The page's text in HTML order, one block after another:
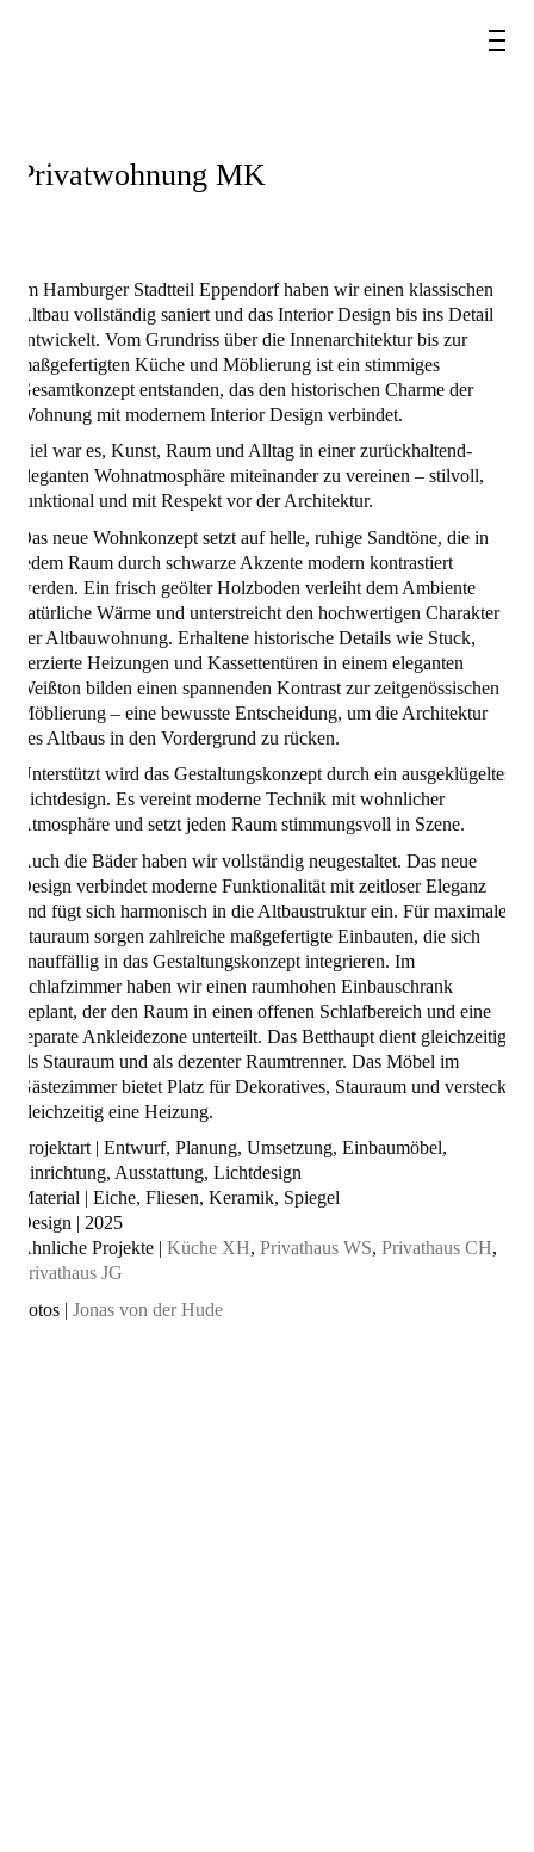
Privatwohnung MK
Im Hamburger Stadtteil Eppendorf haben wir einen klassischen
Altbau vollständig saniert und das Interior Design bis ins Detail
entwickelt. Vom Grundriss über die Innenarchitektur bis zur
maßgefertigten Küche und Möblierung ist ein stimmiges
Gesamtkonzept entstanden, das den historischen Charme der
Wohnung mit modernem Interior Design verbindet.
Ziel war es, Kunst, Raum und Alltag in einer zurückhaltend-
eleganten Wohnatmosphäre miteinander zu vereinen – stilvoll,
funktional und mit Respekt vor der Architektur.
Das neue Wohnkonzept setzt auf helle, ruhige Sandtöne, die in
jedem Raum durch schwarze Akzente modern kontrastiert
werden. Ein frisch geölter Holzboden verleiht dem Ambiente
natürliche Wärme und unterstreicht den hochwertigen Charakter
der Altbauwohnung. Erhaltene historische Details wie Stuck,
verzierte Heizungen und Kassettentüren in einem eleganten
Weißton bilden einen spannenden Kontrast zur zeitgenössischen
Möblierung – eine bewusste Entscheidung, um die Architektur
des Altbaus in den Vordergrund zu rücken.
Unterstützt wird das Gestaltungskonzept durch ein ausgeklügeltes
Lichtdesign. Es vereint moderne Technik mit wohnlicher
Atmosphäre und setzt jeden Raum stimmungsvoll in Szene.
Auch die Bäder haben wir vollständig neugestaltet. Das neue
Design verbindet moderne Funktionalität mit zeitloser Eleganz
und fügt sich harmonisch in die Altbaustruktur ein. Für maximalen
Stauraum sorgen zahlreiche maßgefertigte Einbauten, die sich
unauffällig in das Gestaltungskonzept integrieren. Im
Schlafzimmer haben wir einen raumhohen Einbauschrank
geplant, der den Raum in einen offenen Schlafbereich und eine
separate Ankleidezone unterteilt. Das Betthaupt dient gleichzeitig
als Stauraum und als dezenter Raumtrenner. Das Möbel im
Gästezimmer bietet Platz für Dekoratives, Stauraum und versteckt
gleichzeitig eine Heizung.
Projektart | Entwurf, Planung, Umsetzung, Einbaumöbel,
Einrichtung, Ausstattung, Lichtdesign
Material | Eiche, Fliesen, Keramik, Spiegel
Design | 2025
Ähnliche Projekte | Küche XH, Privathaus WS, Privathaus CH,
Privathaus JG
Fotos | Jonas von der Hude